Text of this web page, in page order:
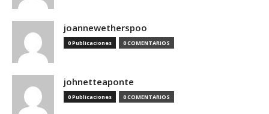
joannewetherspoo
0 Publicaciones 0 COMENTARIOS
johnetteaponte
0 Publicaciones 0 COMENTARIOS